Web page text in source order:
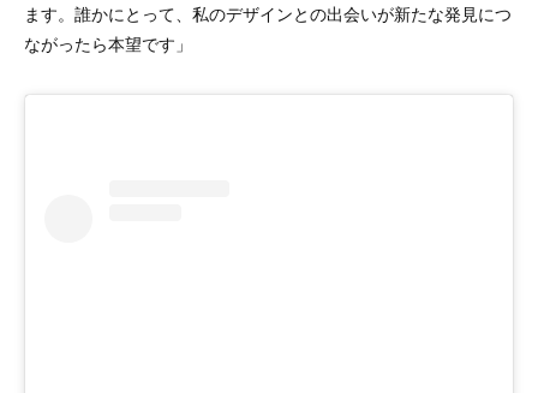
ます。誰かにとって、私のデザインとの出会いが新たな発見につ
ながったら本望です」